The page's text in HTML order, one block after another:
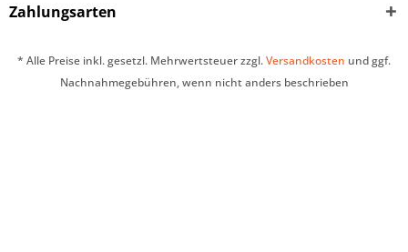
Zahlungsarten
* Alle Preise inkl. gesetzl. Mehrwertsteuer zzgl.Versandkosten und ggf.
Nachnahmegebühren, wenn nicht anders beschrieben